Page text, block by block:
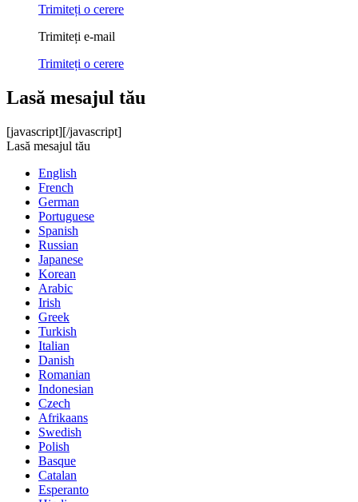
Trimiteți o cerere
Trimiteți e-mail
Trimiteți o cerere
Lasă mesajul tău
[javascript][/javascript]
Lasă mesajul tău
English
French
German
Portuguese
Spanish
Russian
Japanese
Korean
Arabic
Irish
Greek
Turkish
Italian
Danish
Romanian
Indonesian
Czech
Afrikaans
Swedish
Polish
Basque
Catalan
Esperanto